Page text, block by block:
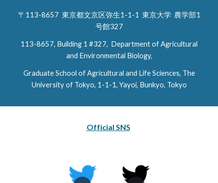
〒113-8657 東京都文京区弥生1-1-1 東京大学 農学部1
号館327
113-8657, Building 1 #327, Department of Agricultural
and Environmental Biology,
Graduate School of Agricultural and Life Sciences, The
University of Tokyo, 1-1-1, Yayoi, Bunkyo, Tokyo
Official SNS